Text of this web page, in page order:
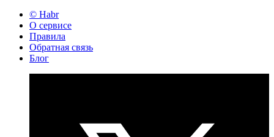
© Habr
О сервисе
Правила
Обратная связь
Блог